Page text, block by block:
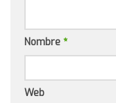
Nombre *
Web